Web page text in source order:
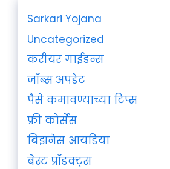
Sarkari Yojana
Uncategorized
करीयर गाईडन्स
जॉब्स अपडेट
पैसे कमावण्याच्या टिप्स
फ्री कोर्सेस
बिझनेस आयडिया
बेस्ट प्रॉडक्ट्स